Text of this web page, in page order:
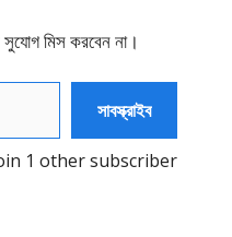
মিস করবেন না।
সাবস্ক্রাইব
1 other subscriber